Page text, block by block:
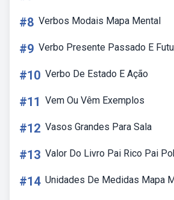
#8 Verbos Modais Mapa Mental
#9 Verbo Presente Passado E
#10 Verbo De Estado E Ação
#11 Vem Ou Vêm Exemplos
#12 Vasos Grandes Para Sala
#13 Valor Do Livro Pai Rico Pai
#14 Unidades De Medidas Mapa